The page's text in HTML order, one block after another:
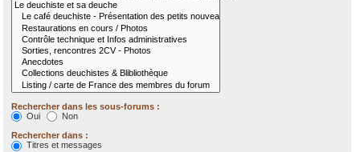
Rechercher dans les sous-forums :
Oui
Non
Rechercher dans :
Titres et messages